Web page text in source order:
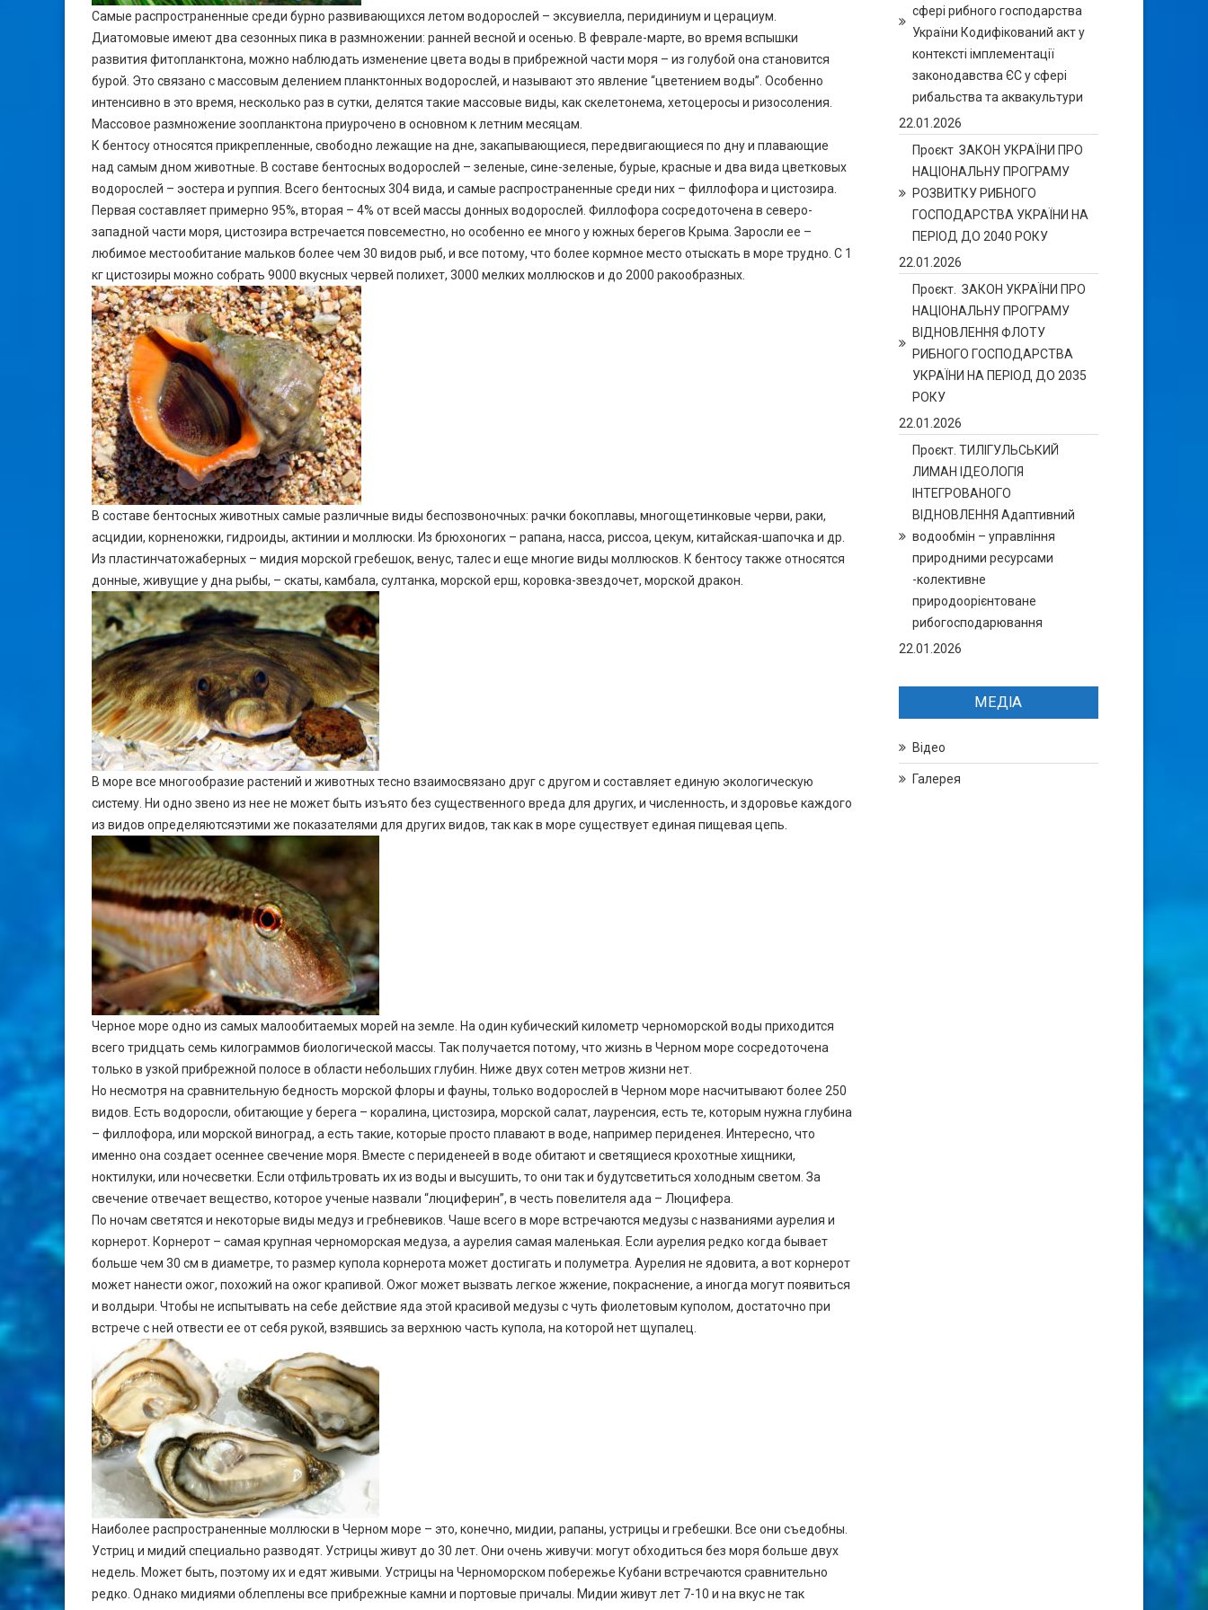
Самые распространенные среди бурно развивающихся летом водорослей – эксувиелла, перидиниум и церациум.
Диатомовые имеют два сезонных пика в размножении: ранней весной и осенью. В феврале-марте, во время вспышки
развития фитопланктона, можно наблюдать изменение цвета воды в прибрежной части моря – из голубой она становится
бурой. Это связано с массовым делением планктонных водорослей, и называют это явление “цветением воды”. Особенно
интенсивно в это время, несколько раз в сутки, делятся такие массовые виды, как скелетонема, хетоцеросы и ризосоления.
Массовое размножение зоопланктона приурочено в основном к летним месяцам.
К бентосу относятся прикрепленные, свободно лежащие на дне, закапывающиеся, передвигающиеся по дну и плавающие
над самым дном животные. В составе бентосных водорослей – зеленые, сине-зеленые, бурые, красные и два вида цветковых
водорослей – эостера и руппия. Всего бентосных 304 вида, и самые распространенные среди них – филлофора и цистозира.
Первая составляет примерно 95%, вторая – 4% от всей массы донных водорослей. Филлофора сосредоточена в северо-
западной части моря, цистозира встречается повсеместно, но особенно ее много у южных берегов Крыма. Заросли ее –
любимое местообитание мальков более чем 30 видов рыб, и все потому, что более кормное место отыскать в море трудно. С 1
кг цистозиры можно собрать 9000 вкусных червей полихет, 3000 мелких моллюсков и до 2000 ракообразных.
В составе бентосных животных самые различные виды беспозвоночных: рачки бокоплавы, многощетинковые черви, раки,
асцидии, корненожки, гидроиды, актинии и моллюски. Из брюхоногих – рапана, насса, риссоа, цекум, китайская-шапочка и др.
Из пластинчатожаберных – мидия морской гребешок, венус, талес и еще многие виды моллюсков. К бентосу также относятся
донные, живущие у дна рыбы, – скаты, камбала, султанка, морской ерш, коровка-звездочет, морской дракон.
В море все многообразие растений и животных тесно взаимосвязано друг с другом и составляет единую экологическую
систему. Ни одно звено из нее не может быть изъято без существенного вреда для других, и численность, и здоровье каждого
из видов определяютсяэтими же показателями для других видов, так как в море существует единая пищевая цепь.
Черное море одно из самых малообитаемых морей на земле. На один кубический километр черноморской воды приходится
всего тридцать семь килограммов биологической массы. Так получается потому, что жизнь в Черном море сосредоточена
только в узкой прибрежной полосе в области небольших глубин. Ниже двух сотен метров жизни нет.
Но несмотря на сравнительную бедность морской флоры и фауны, только водорослей в Черном море насчитывают более 250
видов. Есть водоросли, обитающие у берега – коралина, цистозира, морской салат, лауренсия, есть те, которым нужна глубина
– филлофора, или морской виноград, а есть такие, которые просто плавают в воде, например периденея. Интересно, что
именно она создает осеннее свечение моря. Вместе с периденеей в воде обитают и светящиеся крохотные хищники,
ноктилуки, или ночесветки. Если отфильтровать их из воды и высушить, то они так и будутсветиться холодным светом. За
свечение отвечает вещество, которое ученые назвали “люциферин”, в честь повелителя ада – Люцифера.
По ночам светятся и некоторые виды медуз и гребневиков. Чаше всего в море встречаются медузы с названиями аурелия и
корнерот. Корнерот – самая крупная черноморская медуза, а аурелия самая маленькая. Если аурелия редко когда бывает
больше чем 30 см в диаметре, то размер купола корнерота может достигать и полуметра. Аурелия не ядовита, а вот корнерот
может нанести ожог, похожий на ожог крапивой. Ожог может вызвать легкое жжение, покраснение, а иногда могут появиться
и волдыри. Чтобы не испытывать на себе действие яда этой красивой медузы с чуть фиолетовым куполом, достаточно при
встрече с ней отвести ее от себя рукой, взявшись за верхнюю часть купола, на которой нет щупалец.
Наиболее распространенные моллюски в Черном море – это, конечно, мидии, рапаны, устрицы и гребешки. Все они съедобны.
Устриц и мидий специально разводят. Устрицы живут до 30 лет. Они очень живучи: могут обходиться без моря больше двух
недель. Может быть, поэтому их и едят живыми. Устрицы на Черноморском побережье Кубани встречаются сравнительно
редко. Однако мидиями облеплены все прибрежные камни и портовые причалы. Мидии живут лет 7-10 и на вкус не так
сфері рибного господарства
України Кодифікований акт у
контексті імплементації
законодавства ЄС у сфері
рибальства та аквакультури
22.01.2026
Проєкт ЗАКОН УКРАЇНИ ПРО
НАЦІОНАЛЬНУ ПРОГРАМУ
РОЗВИТКУ РИБНОГО
ГОСПОДАРСТВА УКРАЇНИ НА
ПЕРІОД ДО 2040 РОКУ
22.01.2026
Проєкт. ЗАКОН УКРАЇНИ ПРО
НАЦІОНАЛЬНУ ПРОГРАМУ
ВІДНОВЛЕННЯ ФЛОТУ
РИБНОГО ГОСПОДАРСТВА
УКРАЇНИ НА ПЕРІОД ДО 2035
РОКУ
22.01.2026
Проєкт. ТИЛІГУЛЬСЬКИЙ
ЛИМАН ІДЕОЛОГІЯ
ІНТЕГРОВАНОГО
ВІДНОВЛЕННЯ Адаптивний
водообмін – управління
природними ресурсами
-колективне
природоорієнтоване
рибогосподарювання
22.01.2026
МЕДІА
Відео
Галерея